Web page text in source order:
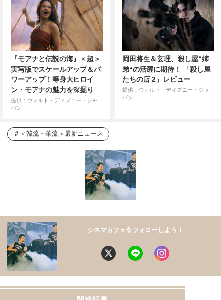
『モアナと伝説の海』＜超＞
実写版でスケールアップ＆パ
ワーアップ！等身大ヒロイ
ン・モアナの魅力を深掘り
提供：ウォルト・ディズニー・ジャ
パン
岡田将生＆玄理、殺し屋“姉
弟“の活躍に期待！ 「殺し屋
たちの店 2」レビュー
提供：ウォルト・ディズニー・ジャ
パン
＜韓流・華流＞最新ニュース
シネマカフェをフォローしよう！